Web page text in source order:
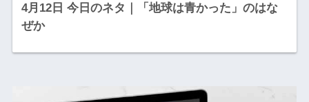
4月12日 今日のネタ｜「地球は青かった」のはな
ぜか